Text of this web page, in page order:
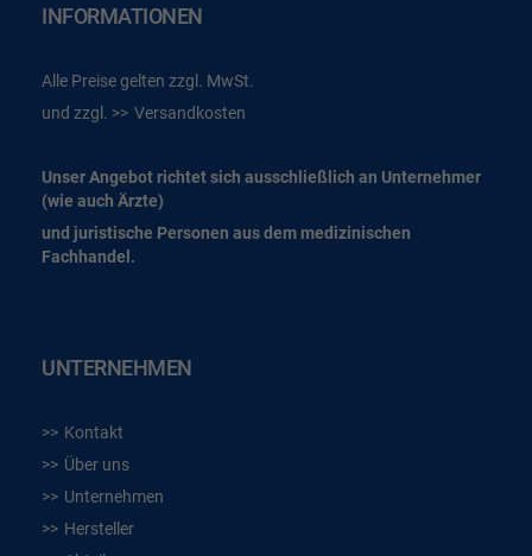
INFORMATIONEN
Alle Preise gelten zzgl. MwSt.
und zzgl.
Versandkosten
Unser Angebot richtet sich ausschließlich an Unternehmer
(wie auch Ärzte)
und juristische Personen aus dem medizinischen
Fachhandel.
UNTERNEHMEN
Kontakt
Über uns
Unternehmen
Hersteller